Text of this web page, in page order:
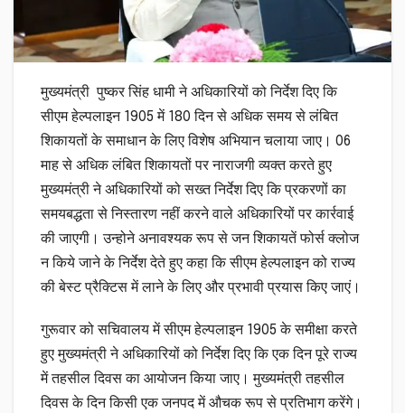
मुख्यमंत्री पुष्कर सिंह धामी ने अधिकारियों को निर्देश दिए कि
सीएम हेल्पलाइन 1905 में 180 दिन से अधिक समय से लंबित
शिकायतों के समाधान के लिए विशेष अभियान चलाया जाए। 06
माह से अधिक लंबित शिकायतों पर नाराजगी व्यक्त करते हुए
मुख्यमंत्री ने अधिकारियों को सख्त निर्देश दिए कि प्रकरणों का
समयबद्धता से निस्तारण नहीं करने वाले अधिकारियों पर कार्रवाई
की जाएगी। उन्होने अनावश्यक रूप से जन शिकायतें फोर्स क्लोज
न किये जाने के निर्देश देते हुए कहा कि सीएम हेल्पलाइन को राज्य
की बेस्ट प्रैक्टिस में लाने के लिए और प्रभावी प्रयास किए जाएं।
गुरूवार को सचिवालय में सीएम हेल्पलाइन 1905 के समीक्षा करते
हुए मुख्यमंत्री ने अधिकारियों को निर्देश दिए कि एक दिन पूरे राज्य
में तहसील दिवस का आयोजन किया जाए। मुख्यमंत्री तहसील
दिवस के दिन किसी एक जनपद में औचक रूप से प्रतिभाग करेंगे।